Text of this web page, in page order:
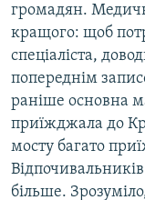
громадян.
кращого: щоб
спеціаліста,
попереднім
раніше основна
приїжджала до
мосту багато
більше.